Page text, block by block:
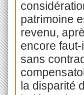
patrimoine
revenu,
encore
sans
la disparité